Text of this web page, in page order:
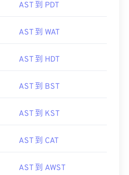
AST 到 PDT
AST 到 WAT
AST 到 HDT
AST 到 BST
AST 到 KST
AST 到 CAT
AST 到 AWST